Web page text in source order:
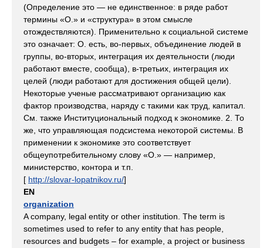
(Определение это — не единственное: в ряде работ
термины «О.» и «структура» в этом смысле
отождествляются). Применительно к социальной системе
это означает: О. есть, во-первых, объединение людей в
группы, во-вторых, интеграция их деятельности (люди
работают вместе, сообща), в-третьих, интеграция их
целей (люди работают для достижения общей цели).
Некоторые ученые рассматривают организацию как
фактор производства, наряду с такими как труд, капитал.
См. также Институциональный подход к экономике. 2. То
же, что управляющая подсистема некоторой системы. В
применении к экономике это соответствует
общеупотребительному слову «О.» — например,
министерство, контора и т.п.
[ http://slovar-lopatnikov.ru/]
EN
organization
A company, legal entity or other institution. The term is
sometimes used to refer to any entity that has people,
resources and budgets – for example, a project or business